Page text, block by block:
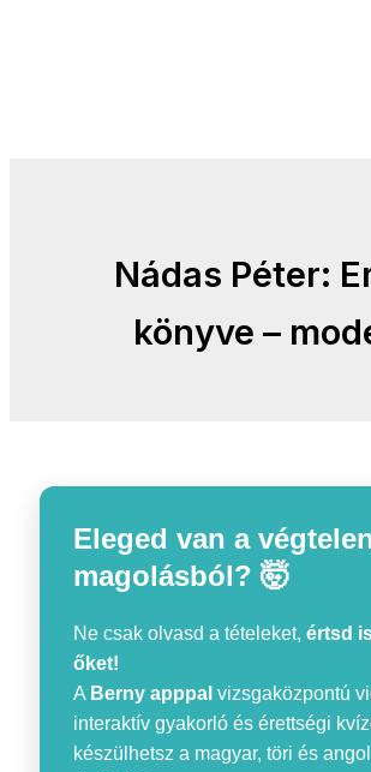
Nádas Péter:
könyve –
Eleged van a
magolásból? 🤯
Ne csak olvasd a tételeket,értsd
őket!
A Berny apppal vizsgaközpontú
interaktív gyakorló és érettségi
készülhetsz a magyar, töri és angol